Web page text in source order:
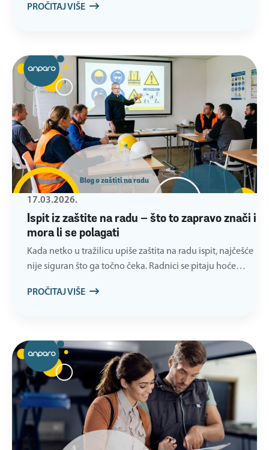
PROČITAJ VIŠE
Ispit iz zaštite na radu – što to zapravo znači i
mora li se polagati
17.03.2026.
Kada netko u tražilicu upiše zaštita na radu ispit, najčešće
nije siguran što ga točno čeka. Radnici se pitaju hoće…
PROČITAJ VIŠE